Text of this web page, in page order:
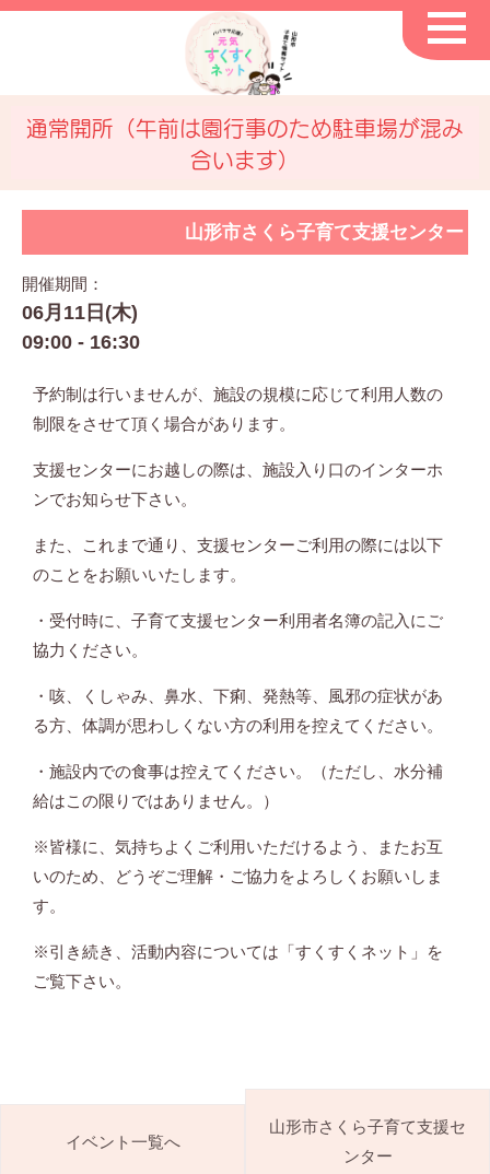
通常開所（午前は園行事のため駐車場が混み
合います）
山形市さくら子育て支援センター
開催期間：
06月11日(木)
09:00 - 16:30
予約制は行いませんが、施設の規模に応じて利用人数の
制限をさせて頂く場合があります。
支援センターにお越しの際は、施設入り口のインターホ
ンでお知らせ下さい。
また、これまで通り、支援センターご利用の際には以下
のことをお願いいたします。
・受付時に、子育て支援センター利用者名簿の記入にご
協力ください。
・咳、くしゃみ、鼻水、下痢、発熱等、風邪の症状があ
る方、体調が思わしくない方の利用を控えてください。
・施設内での食事は控えてください。（ただし、水分補
給はこの限りではありません。）
※皆様に、気持ちよくご利用いただけるよう、またお互
いのため、どうぞご理解・ご協力をよろしくお願いしま
す。
※引き続き、活動内容については「すくすくネット」を
ご覧下さい。
イベント一覧へ
山形市さくら子育て支援セ
ンター